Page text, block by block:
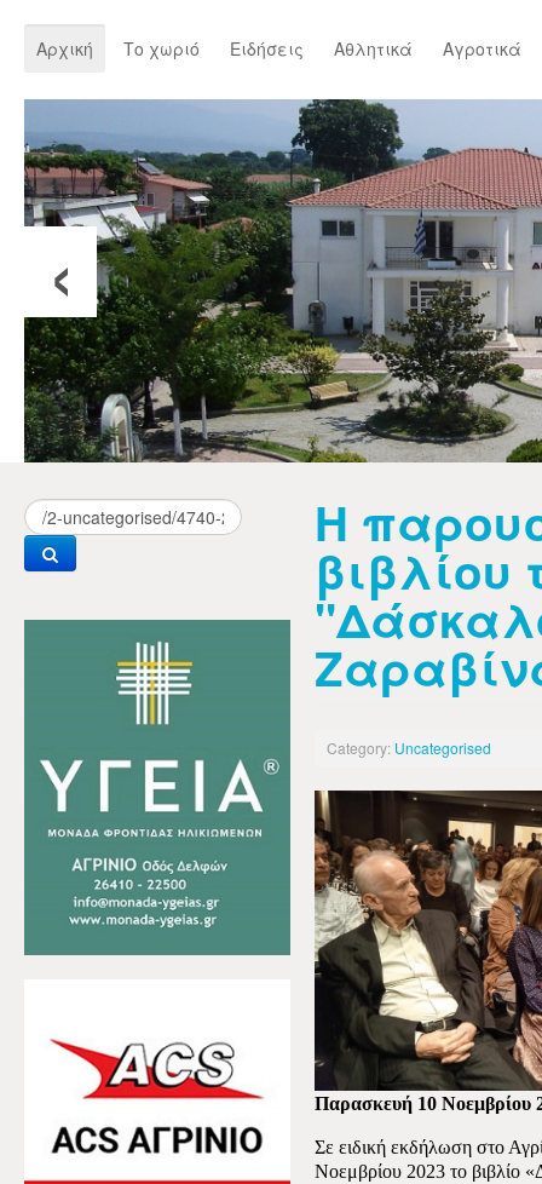
Αρχική Το χωριό Ειδήσεις Αθλητικά Αγροτικά
‹
Η
βιβλίου
Category: Uncategorised
Παρασκευή 10 Νοεμβρίου
Σε ειδική εκδήλωση στο
Νοεμβρίου 2023 το βιβλίο